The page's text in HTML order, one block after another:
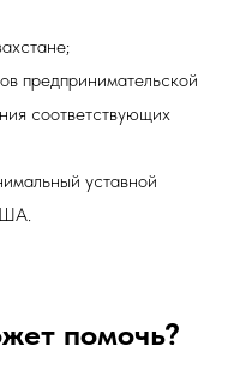
предпринимательской
соответствующих
уставной
помочь?